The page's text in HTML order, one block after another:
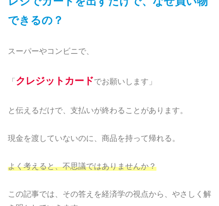
できるの？
スーパーやコンビニで、
「クレジットカードでお願いします」
と伝えるだけで、支払いが終わることがあります。
現金を渡していないのに、商品を持って帰れる。
よく考えると、不思議ではありませんか？
この記事では、その答えを経済学の視点から、やさしく解